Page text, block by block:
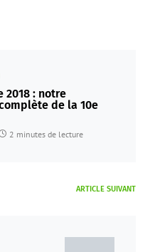
2018 : notre
de la 10e
2 minutes de lecture
ARTICLE SUIVANT